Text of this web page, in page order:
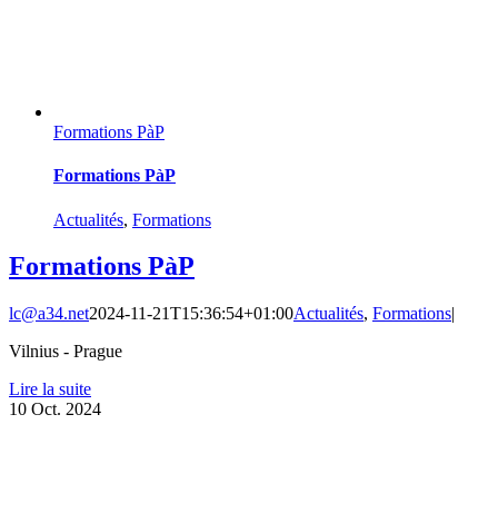
Formations PàP
Formations PàP
Actualités, Formations
Formations PàP
lc@a34.net2024-11-21T15:36:54+01:00Actualités, Formations|
Vilnius - Prague
Lire la suite
10 Oct. 2024